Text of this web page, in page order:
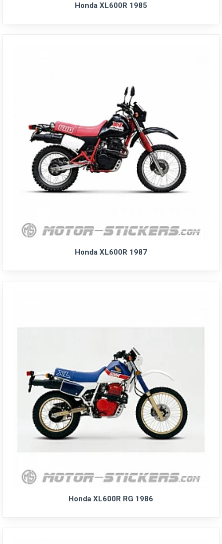
Honda XL600R 1985
Honda XL600R 1987
Honda XL600R RG 1986